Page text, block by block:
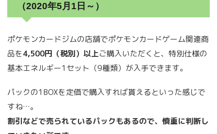
（2020年5月1日～）
ポケモンカードジムの店舗でポケモンカードゲーム関連商
品を4,500円（税別）以上ご購入いただくと、特別仕様の
基本エネルギー1セット（9種類）が入手できます。
パックの1BOXを定価で購入すれば貰えるといった感じで
すね…。
割引などで売られているパックもあるので、慎重に判断し